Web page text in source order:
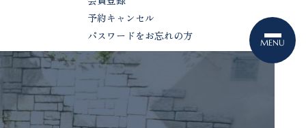
予約キャンセル
パスワードをお忘れの方